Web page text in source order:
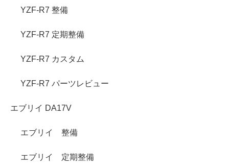
YZF-R7 整備
YZF-R7 定期整備
YZF-R7 カスタム
YZF-R7 パーツレビュー
エブリイ DA17V
エブリイ 整備
エブリイ 定期整備